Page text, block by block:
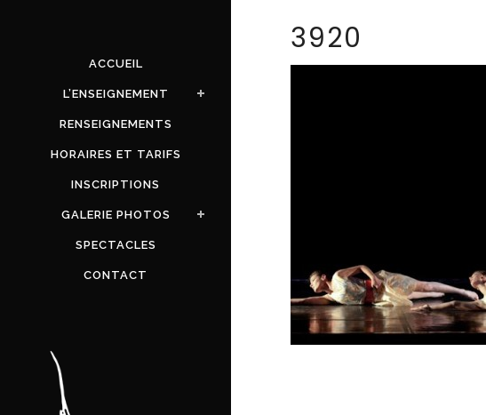
ACCUEIL
L’ENSEIGNEMENT
RENSEIGNEMENTS
HORAIRES ET TARIFS
INSCRIPTIONS
GALERIE PHOTOS
SPECTACLES
CONTACT
3920